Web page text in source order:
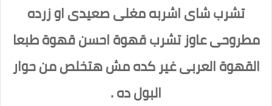
تشرب شاى اشربه مغلى صعيدى او زرده
مطروحى عاوز تشرب قهوة احسن قهوة طبعا
القهوة العربى غير كده مش هتخلص من حوار
البول ده .